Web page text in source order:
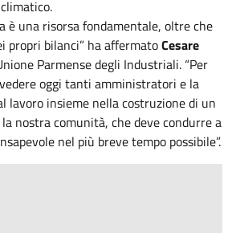
è una risorsa fondamentale, oltre che
propri bilanci” ha affermatoCesare
Parmense degli Industriali. “Per
oggi tanti amministratori e la
lavoro insieme nella costruzione di un
nostra comunità, che deve condurre a
nel più breve tempo possibile”.